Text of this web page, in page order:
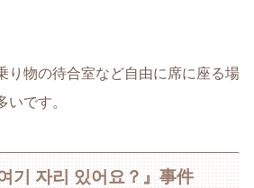
り物の待合室など自由に席に座る場
です。
기 자리 있어요？』事件